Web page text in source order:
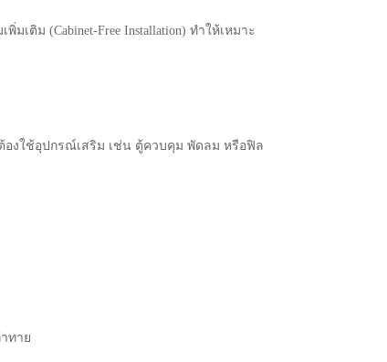
เติม (Cabinet-Free Installation) ทำให้เหมาะ
องใช้อุปกรณ์เสริม เช่น ตู้ควบคุม พัดลม หรือฟิล
ทาย